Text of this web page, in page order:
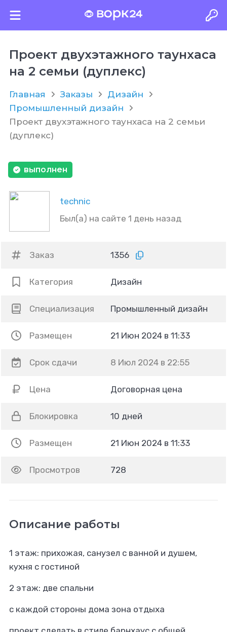
Проект двухэтажного таунхаса
на 2 семьи (дуплекс)
Главная Заказы
Дизайн
Промышленный дизайн
Проект двухэтажного таунхаса на 2 семьи
(дуплекс)
technic
Был(а) на сайте 1 день назад
выполнен
Заказ 1356
Категория Дизайн
Специализация Промышленный дизайн
Размещен 21 Июн 2024 в 11:33
Срок сдачи 8 Июл 2024 в 22:55
Цена Договорная цена
Блокировка 10 дней
Размещен 21 Июн 2024 в 11:33
Просмотров 728
Описание работы
1 этаж: прихожая, санузел с ванной и душем,
кухня с гостиной
2 этаж: две спальни
с каждой стороны дома зона отдыха